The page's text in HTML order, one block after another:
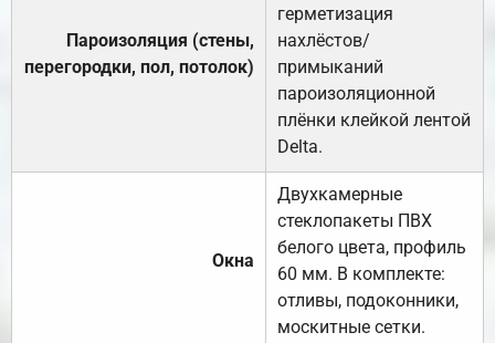
Пароизоляция (стены,
перегородки, пол, потолок)
герметизация
нахлёстов/
примыканий
пароизоляционной
плёнки клейкой лентой
Delta.
Окна
Двухкамерные
стеклопакеты ПВХ
белого цвета, профиль
60 мм. В комплекте:
отливы, подоконники,
москитные сетки.